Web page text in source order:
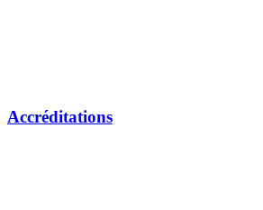
Accréditations